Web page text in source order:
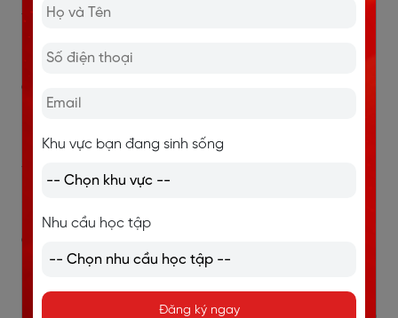
Seller: Sure. Here it is.
(Chắc chắn rồi. Nó đây ạ)
Customer
Seller
Customer
Khu vực bạn đang sinh sống
Nhu cầu học tập
Đăng ký ngay